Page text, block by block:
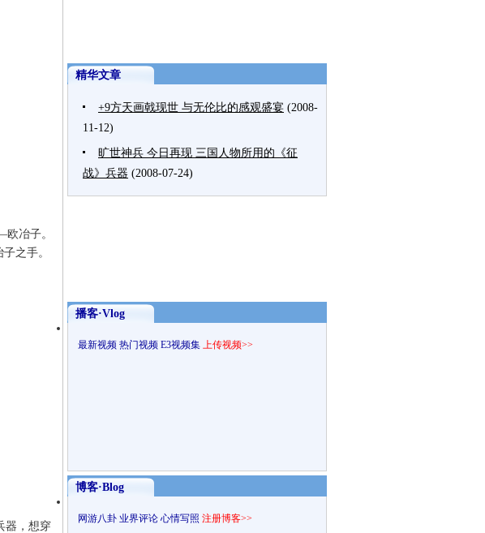
冶子。
之手。
器，想穿
精华文章
+9方天画戟现世 与无伦比的感观盛宴 (2008-
11-12)
旷世神兵 今日再现 三国人物所用的《征
战》兵器 (2008-07-24)
播客·Vlog
最新视频 热门视频 E3视频集 上传视频>>
博客·Blog
网游八卦 业界评论 心情写照 注册博客>>